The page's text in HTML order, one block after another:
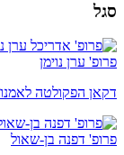
סגל
פרופ' ערן נוימן
דקאן הפקולטה
פרופ' דפנה בן-שאול